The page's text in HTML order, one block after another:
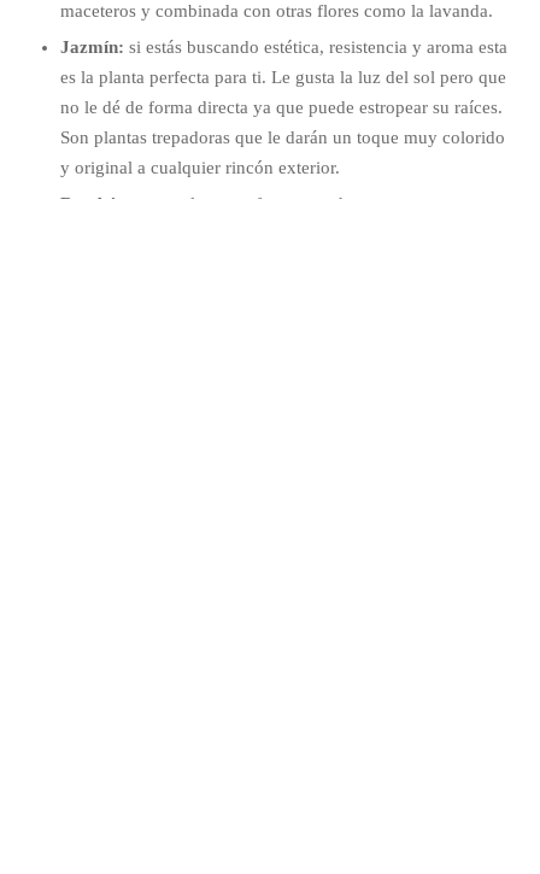
maceteros y combinada con otras flores como la lavanda.
Jazmín: si estás buscando estética, resistencia y aroma esta
es la planta perfecta para ti. Le gusta la luz del sol pero que
no le dé de forma directa ya que puede estropear su raíces.
Son plantas trepadoras que le darán un toque muy colorido
y original a cualquier rincón exterior.
Bambú:
es una planta perfecta para decorar terrazas y es